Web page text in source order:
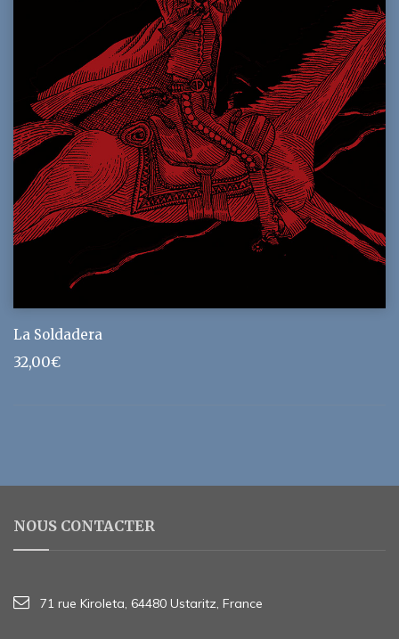
La Soldadera
32,00€
NOUS CONTACTER
71 rue Kiroleta, 64480 Ustaritz, France